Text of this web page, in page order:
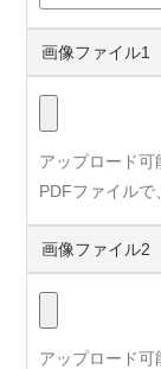
画像ファイル1
アップロード可
PDFファイルで
画像ファイル2
アップロード可